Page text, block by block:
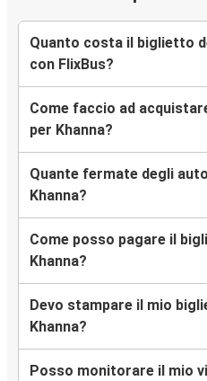
Quanto costa il biglietto
con FlixBus?
Come faccio ad
per Khanna?
Quante fermate degli
Khanna?
Come posso pagare il
Khanna?
Devo stampare il mio
Khanna?
Posso monitorare il mio